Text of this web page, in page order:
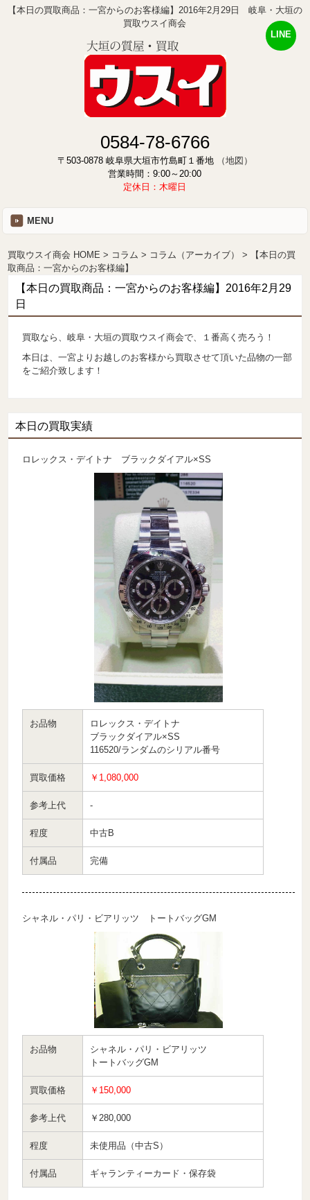
【本日の買取商品：一宮からのお客様編】2016年2月29日 岐阜・大垣の
買取ウスイ商会
0584-78-6766
〒503-0878 岐阜県大垣市竹島町１番地
（地図）
営業時間：9:00～20:00
定休日：木曜日
MENU
買取ウスイ商会 HOME コラム コラム（アーカイブ）
【本日の買
取商品：一宮からのお客様編】
【本日の買取商品：一宮からのお客様編】2016年2月29
日
買取なら、岐阜・大垣の買取ウスイ商会で、１番高く売ろう！
本日は、一宮よりお越しのお客様から買取させて頂いた品物の一部
をご紹介致します！
本日の買取実績
ロレックス・デイトナ ブラックダイアル×SS
お品物
ロレックス・デイトナ
ブラックダイアル×SS
116520/ランダムのシリアル番号
買取価格 ￥1,080,000
参考上代 -
程度 中古B
付属品 完備
シャネル・パリ・ビアリッツ トートバッグGM
お品物
シャネル・パリ・ビアリッツ
トートバッグGM
買取価格 ￥150,000
参考上代 ￥280,000
程度 未使用品（中古S）
付属品 ギャランティーカード・保存袋
LINE